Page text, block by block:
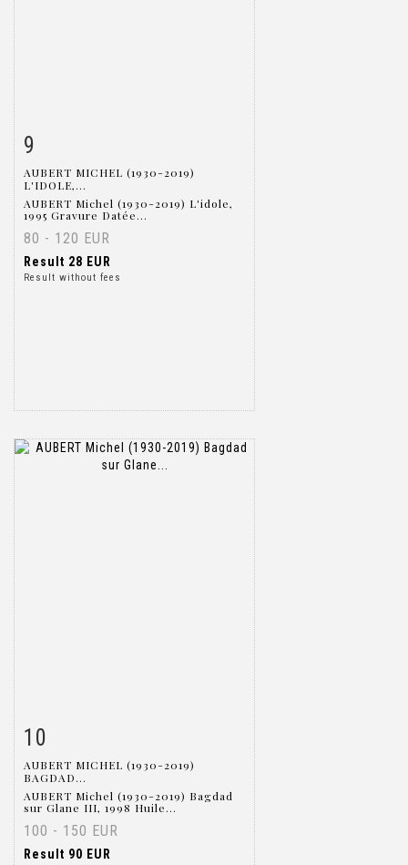
9
AUBERT MICHEL (1930-2019)
L'IDOLE,...
AUBERT Michel (1930-2019) L'idole,
1995 Gravure Datée...
80 - 120 EUR
Result 28 EUR
Result without fees
10
AUBERT MICHEL (1930-2019)
BAGDAD...
AUBERT Michel (1930-2019) Bagdad
sur Glane III, 1998 Huile...
100 - 150 EUR
Result 90 EUR